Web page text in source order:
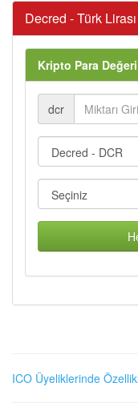
Decred - Türk
Kripto Para
dcr
ICO Üyeliklerinde